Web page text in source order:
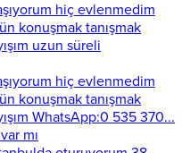
hiç evlenmedim
konuşmak tanışmak
uzun süreli
hiç evlenmedim
konuşmak tanışmak
WhatsApp:0 535 370...
mı